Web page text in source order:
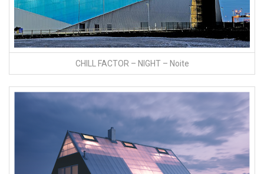
Residencia em policarbonato 40 mm – NOITE